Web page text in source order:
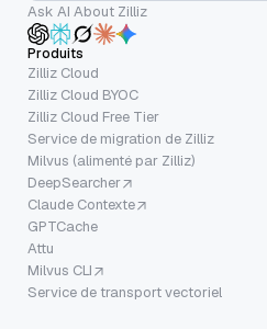
Ask AI About Zilliz
Produits
Zilliz Cloud
Zilliz Cloud BYOC
Zilliz Cloud Free Tier
Service de migration de Zilliz
Milvus (alimenté par Zilliz)
DeepSearcher
Claude Contexte
GPTCache
Attu
Milvus CLI
Service de transport vectoriel